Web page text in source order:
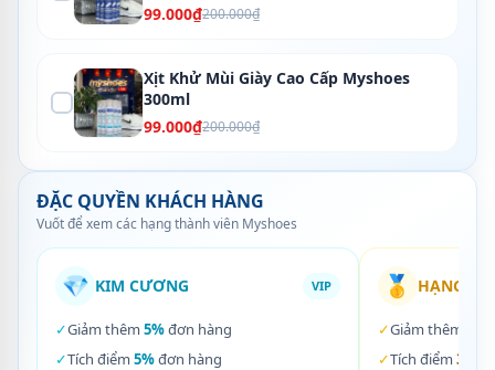
99.000₫200.000₫
Xịt Khử Mùi Giày Cao Cấp Myshoes
300ml
99.000₫200.000₫
ĐẶC QUYỀN KHÁCH HÀNG
Vuốt để xem các hạng thành viên Myshoes
💎 KIM CƯƠNG VIP
✓Giảm thêm 5%đơn hàng
✓Tích điểm 5%đơn hàng
🥇 HẠNG
✓Giảm thêm
✓Tích điểm 3%